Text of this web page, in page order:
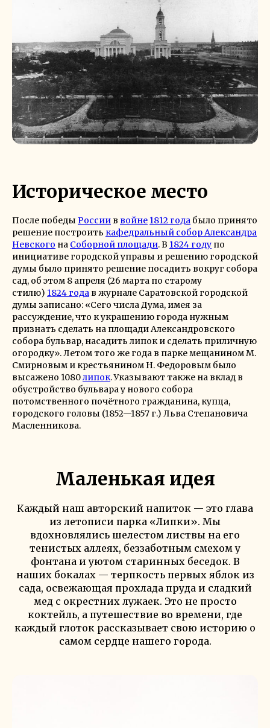
Историческое место
После победы России в войне 1812 года было принято
решение построить кафедральный собор Александра
Невского на Соборной площади. В 1824 году по
инициативе городской управы и решению городской
думы было принято решение посадить вокруг собора
сад, об этом 8 апреля (26 марта по старому
стилю) 1824 года в журнале Саратовской городской
думы записано: «Сего числа Дума, имея за
рассуждение, что к украшению города нужным
признать сделать на площади Александровского
собора бульвар, насадить липок и сделать приличную
огородку». Летом того же года в парке мещанином М.
Смирновым и крестьянином Н. Федоровым было
высажено 1080липок. Указывают также на вклад в
обустройство бульвара у нового собора
потомственного почётного гражданина, купца,
городского головы (1852—1857 г.) Льва Степановича
Масленникова.
Маленькая идея
Каждый наш авторский напиток — это глава
из летописи парка «Липки». Мы
вдохновлялись шелестом листвы на его
тенистых аллеях, беззаботным смехом у
фонтана и уютом старинных беседок. В
наших бокалах — терпкость первых яблок из
сада, освежающая прохлада пруда и сладкий
мед с окрестних лужаек. Это не просто
коктейль, а путешествие во времени, где
каждый глоток рассказывает свою историю о
самом сердце нашего города.